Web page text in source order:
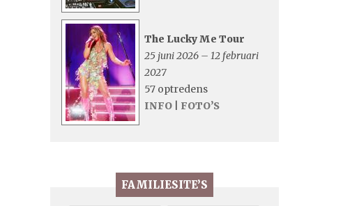
The Lucky Me Tour
25 juni 2026 – 12 februari
2027
57 optredens
INFO
FOTO’S
FAMILIESITE’S